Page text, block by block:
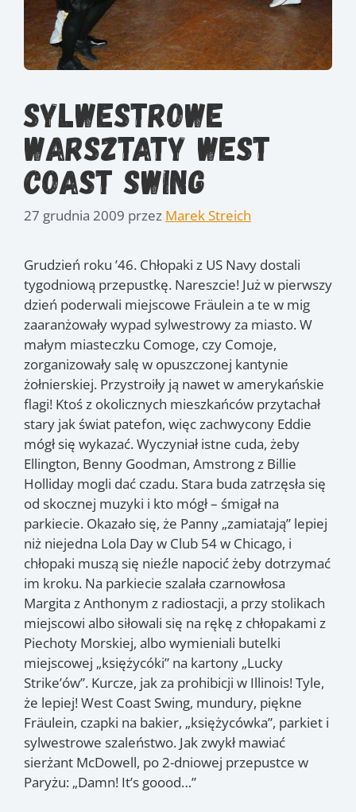
Sylwestrowe
warsztaty West
Coast Swing
27 grudnia 2009 przez Marek Streich
Grudzień roku ’46. Chłopaki z US Navy dostali
tygodniową przepustkę. Nareszcie! Już w pierwszy
dzień poderwali miejscowe Fräulein a te w mig
zaaranżowały wypad sylwestrowy za miasto. W
małym miasteczku Comoge, czy Comoje,
zorganizowały salę w opuszczonej kantynie
żołnierskiej. Przystroiły ją nawet w amerykańskie
flagi! Ktoś z okolicznych mieszkańców przytachał
stary jak świat patefon, więc zachwycony Eddie
mógł się wykazać. Wyczyniał istne cuda, żeby
Ellington, Benny Goodman, Amstrong z Billie
Holliday mogli dać czadu. Stara buda zatrzęsła się
od skocznej muzyki i kto mógł – śmigał na
parkiecie. Okazało się, że Panny „zamiatają” lepiej
niż niejedna Lola Day w Club 54 w Chicago, i
chłopaki muszą się nieźle napocić żeby dotrzymać
im kroku. Na parkiecie szalała czarnowłosa
Margita z Anthonym z radiostacji, a przy stolikach
miejscowi albo siłowali się na rękę z chłopakami z
Piechoty Morskiej, albo wymieniali butelki
miejscowej „księżycóki” na kartony „Lucky
Strike’ów”. Kurcze, jak za prohibicji w Illinois! Tyle,
że lepiej! West Coast Swing, mundury, piękne
Fräulein, czapki na bakier, „księżycówka”, parkiet i
sylwestrowe szaleństwo. Jak zwykł mawiać
sierżant McDowell, po 2-dniowej przepustce w
Paryżu: „Damn! It’s goood…”